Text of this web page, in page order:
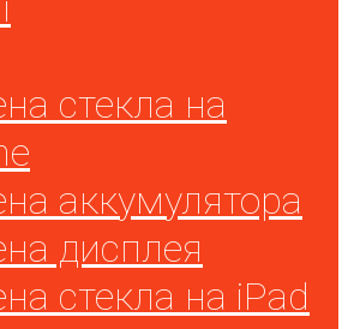
стекла на
аккумулятора
дисплея
стекла на iPad